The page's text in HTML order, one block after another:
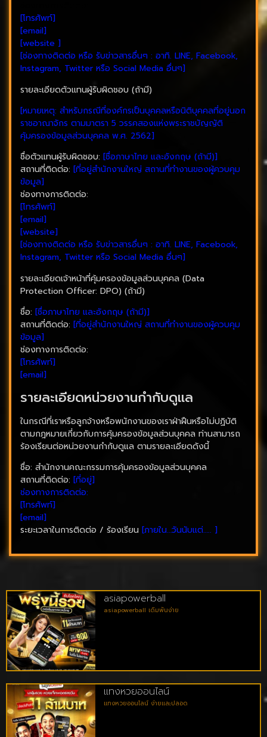
[โทรศัพท์]
[email]
[website ]
[ช่องทางติดต่อ หรือ รับข่าวสารอื่นๆ : อาทิ. LINE, Facebook,
Instagram, Twitter หรือ Social Media อื่นๆ]
รายละเอียดตัวแทนผู้รับผิดชอบ (ถ้ามี)
[หมายเหตุ: สำหรับกรณีที่องค์กรเป็นบุคคลหรือนิติบุคคลที่อยู่นอก
ราชอาณาจักร ตามมาตรา 5 วรรคสองแห่งพระราชบัญญัติ
คุ้มครองข้อมูลส่วนบุคคล พ.ศ. 2562]
ชื่อตัวแทนผู้รับผิดชอบ: [ชื่อภาษาไทย และอังกฤษ (ถ้ามี)]
สถานที่ติดต่อ: [ที่อยู่สำนักงานใหญ่ สถานที่ทำงานของผู้ควบคุม
ข้อมูล]
ช่องทางการติดต่อ:
[โทรศัพท์]
[email]
[website]
[ช่องทางติดต่อ หรือ รับข่าวสารอื่นๆ : อาทิ. LINE, Facebook,
Instagram, Twitter หรือ Social Media อื่นๆ]
รายละเอียดเจ้าหน้าที่คุ้มครองข้อมูลส่วนบุคคล (Data
Protection Officer: DPO) (ถ้ามี)
ชื่อ: [ชื่อภาษาไทย และอังกฤษ (ถ้ามี)]
สถานที่ติดต่อ: [ที่อยู่สำนักงานใหญ่ สถานที่ทำงานของผู้ควบคุม
ข้อมูล]
ช่องทางการติดต่อ:
[โทรศัพท์]
[email]
รายละเอียดหน่วยงานกำกับดูแล
ในกรณีที่เราหรือลูกจ้างหรือพนักงานของเราฝ่าฝืนหรือไม่ปฏิบัติ
ตามกฎหมายเกี่ยวกับการคุ้มครองข้อมูลส่วนบุคคล ท่านสามารถ
ร้องเรียนต่อหน่วยงานกำกับดูแล ตามรายละเอียดดังนี้
ชื่อ: สำนักงานคณะกรรมการคุ้มครองข้อมูลส่วนบุคคล
สถานที่ติดต่อ: [ที่อยู่]
ช่องทางการติดต่อ:
[โทรศัพท์]
[email]
ระยะเวลาในการติดต่อ / ร้องเรียน [ภายใน…วันนับแต่….. ]
asiapowerball
asiapowerball เดิมพันง่าย
แทงหวยออนไลน์
แทงหวยออนไลน์ ง่ายและปลอด